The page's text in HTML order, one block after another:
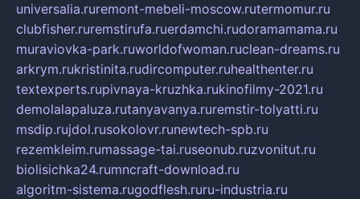
universalia.ruremont-mebeli-moscow.rutermomur.ru
clubfisher.ruremstirufa.ruerdamchi.rudoramamama.ru
muraviovka-park.ruworldofwoman.ruclean-dreams.ru
arkrym.rukristinita.rudircomputer.ruhealthenter.ru
textexperts.rupivnaya-kruzhka.rukinofilmy-2021.ru
demolalapaluza.rutanyavanya.ruremstir-tolyatti.ru
msdip.rujdol.rusokolovr.runewtech-spb.ru
rezemkleim.rumassage-tai.ruseonub.ruzvonitut.ru
biolisichka24.rumncraft-download.ru
algoritm-sistema.rugodflesh.ruru-industria.ru